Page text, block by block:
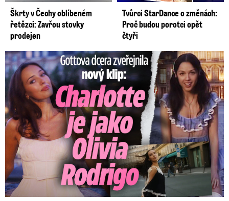
Škrty v Čechy oblíbeném
řetězci: Zavřou stovky
prodejen
Tvůrci StarDance o změnách:
Proč budou porotci opět
čtyři
Gottova dcera zveřejnila nový klip: Je jako Olivie Rodrigo!